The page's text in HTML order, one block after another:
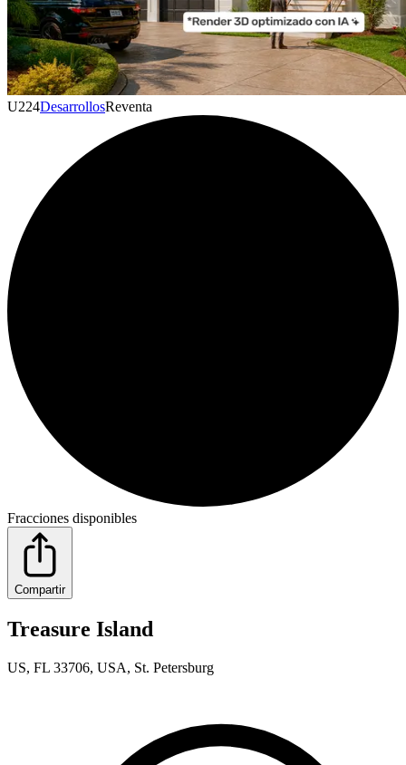
U224DesarrollosReventa
Fracciones disponibles
Compartir
Treasure Island
US, FL 33706, USA, St. Petersburg